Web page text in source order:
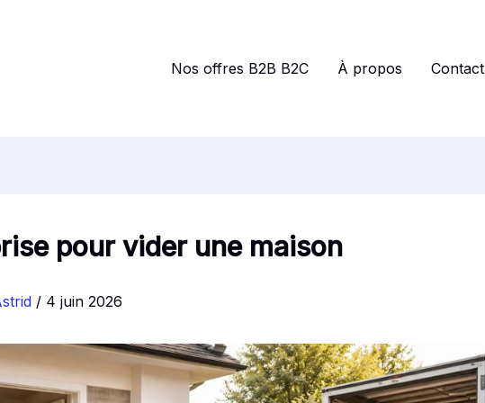
Nos offres B2B B2C À propos Contact
pour vider une maison
/ 4 juin 2026